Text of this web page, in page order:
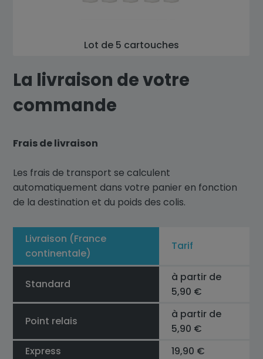
Lot de 5 cartouches
La livraison de votre
commande
Frais de livraison
Les frais de transport se calculent
automatiquement dans votre panier en fonction
de la destination et du poids des colis.
Livraison (France
continentale)
Tarif
Standard
à partir de
5,90 €
Point relais
à partir de
5,90 €
Express
19,90 €